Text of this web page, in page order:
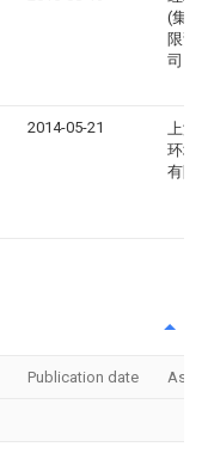
(集团
限责
司
2014-05-21
上海
环境
有限
Publication date